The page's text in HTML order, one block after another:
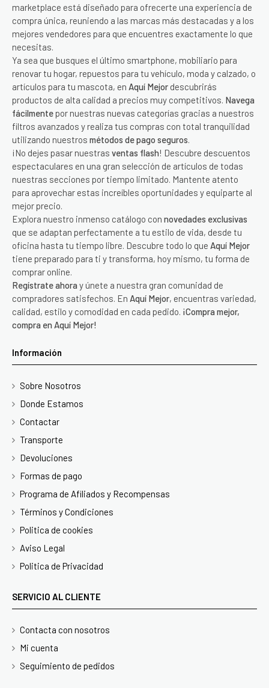
marketplace está diseñado para ofrecerte una experiencia de
compra única, reuniendo a las marcas más destacadas y a los
mejores vendedores para que encuentres exactamente lo que
necesitas.
Ya sea que busques el último smartphone, mobiliario para
renovar tu hogar, repuestos para tu vehículo, moda y calzado, o
artículos para tu mascota, en Aquí Mejor descubrirás
productos de alta calidad a precios muy competitivos. Navega
fácilmente por nuestras nuevas categorías gracias a nuestros
filtros avanzados y realiza tus compras con total tranquilidad
utilizando nuestros métodos de pago seguros.
¡No dejes pasar nuestras ventas flash! Descubre descuentos
espectaculares en una gran selección de artículos de todas
nuestras secciones por tiempo limitado. Mantente atento
para aprovechar estas increíbles oportunidades y equiparte al
mejor precio.
Explora nuestro inmenso catálogo con novedades exclusivas
que se adaptan perfectamente a tu estilo de vida, desde tu
oficina hasta tu tiempo libre. Descubre todo lo que Aquí Mejor
tiene preparado para ti y transforma, hoy mismo, tu forma de
comprar online.
Regístrate ahora y únete a nuestra gran comunidad de
compradores satisfechos. En Aquí Mejor, encuentras variedad,
calidad, estilo y comodidad en cada pedido. ¡Compra mejor,
compra en Aquí Mejor!
Información
Sobre Nosotros
Donde Estamos
Contactar
Transporte
Devoluciones
Formas de pago
Programa de Afiliados y Recompensas
Términos y Condiciones
Politica de cookies
Aviso Legal
Politica de Privacidad
SERVICIO AL CLIENTE
Contacta con nosotros
Mi cuenta
Seguimiento de pedidos